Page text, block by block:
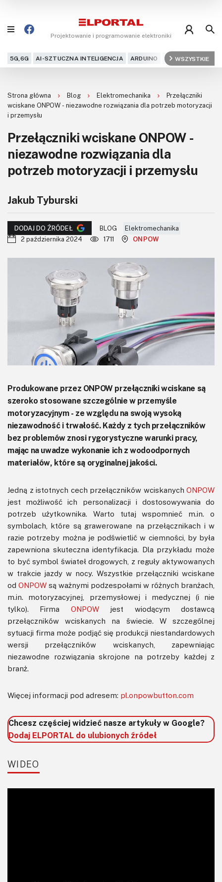
Projektowanie i programowanie elektroniki
5G,6G AI-SZTUCZNA INTELIGENCJA ARDUINO ARM AUDIO
WSZYSTKIE
Projekty
DIY+
Czytelnia
Dla Ciebie
KITy AVT
Newsletter
Magazyny
Archiwum
Do pobrania
Strona główna Blog Elektromechanika
Przełączniki
wciskane ONPOW - niezawodne rozwiązania dla potrzeb motoryzacji
i przemysłu
Przełączniki wciskane ONPOW -
niezawodne rozwiązania dla
potrzeb motoryzacji i przemysłu
Jakub Tyburski
DODAJ DO ŹRÓDEŁ BLOG
Elektromechanika
2 października 2024
1711 ONPOW
Produkowane przez ONPOW przełączniki wciskane są
szeroko stosowane szczególnie w przemyśle
motoryzacyjnym - ze względu na swoją wysoką
niezawodność i trwałość. Każdy z tych przełączników
bez problemów znosi rygorystyczne warunki pracy,
mając na uwadze wykonanie ich z wodoodpornych
materiałów, które są oryginalnej jakości.
Jedną z istotnych cech przełączników wciskanych ONPOW
jest możliwość ich personalizacji i dostosowywania do
potrzeb użytkownika. Warto tutaj wspomnieć m.in. o
symbolach, które są grawerowane na przełącznikach i w
razie potrzeby można je podświetlić w ciemności, by była
zapewniona skuteczna identyfikacja. Dla przykładu może
to być symbol świateł drogowych, z reguły aktywowanych
w trakcie jazdy w nocy. Wszystkie przełączniki wciskane
od ONPOW są ważnymi podzespołami w różnych branżach,
m.in. motoryzacyjnej, przemysłowej i medycznej (i nie
tylko). Firma ONPOW​​jest wiodącym dostawcą
przełączników wciskanych na świecie. W szczególnej
sytuacji firma może podjąć się produkcji niestandardowych
wersji przełączników wciskanych, zapewniając
niezawodne rozwiązania skrojone na potrzeby każdej z
branż.
Więcej informacji pod adresem: pl.onpowbutton.com
Chcesz częściej widzieć nasze artykuły w Google?
Dodaj ELPORTAL do ulubionych źródeł
WIDEO